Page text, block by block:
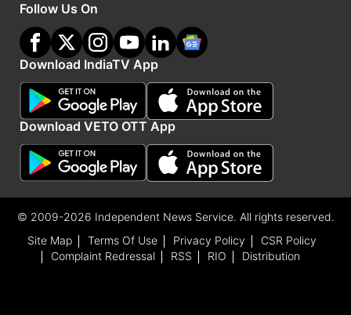
थे। इस फिल्म की रिलीज के कुछ समय बाद उरी में
पाकिस्तानी हमला हुआ था। इस हमले में भी भारतीय सैनिक
शहीद हो गए थे। अब बीते रोज हुए आतंकी हमले ने पूरे देश का
खूब खौला दिया है।
Latest Bollywood News
Advertisement
Follow Us On
Download IndiaTV App
Download VETO OTT App
© 2009-2026 Independent News Service. All rights reserved.
Site Map
Terms Of Use Privacy Policy
CSR Policy
Complaint Redressal
RSS RIO Distribution